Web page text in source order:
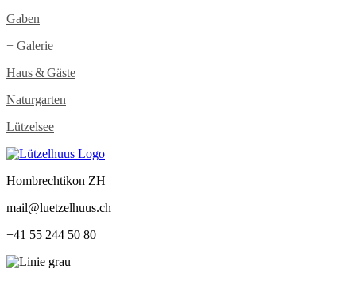
Gaben
+ Galerie
Haus & Gäste
Naturgarten
Lützelsee
Hombrechtikon ZH
mail@luetzelhuus.ch
+41 55 244 50 80